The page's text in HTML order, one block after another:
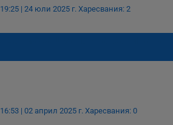
19:25 | 24 юли 2025 г. Харесвания: 2
16:53 | 02 април 2025 г. Харесвания: 0